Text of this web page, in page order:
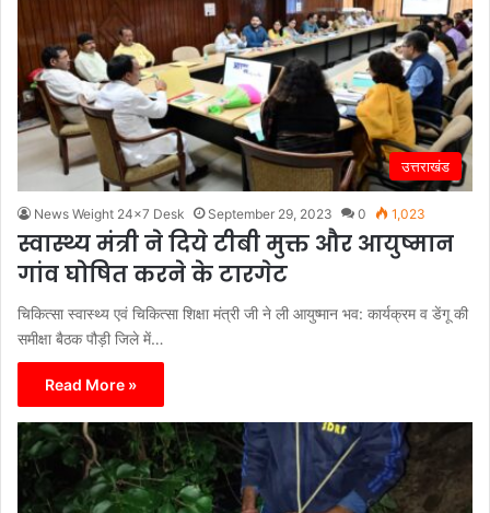
उत्तराखंड
News Weight 24x7 Desk September 29, 2023 0 1,023
स्वास्थ्य मंत्री ने दिये टीबी मुक्त और आयुष्मान
गांव घोषित करने के टारगेट
चिकित्सा स्वास्थ्य एवं चिकित्सा शिक्षा मंत्री जी ने ली आयुष्मान भव: कार्यक्रम व डेंगू की
समीक्षा बैठक पौड़ी जिले में…
Read More »